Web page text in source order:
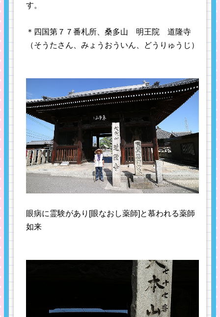
す。
＊四国第７７番札所、桑多山 明王院 道隆寺
（そうたさん、みょうおういん、どうりゅうじ）
眼病に霊験があり[眼なおし薬師]と慕われる薬師
如来